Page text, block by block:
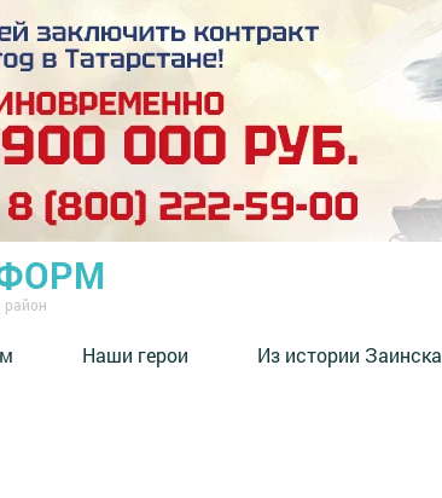
район
Наши герои Из истории Заинска